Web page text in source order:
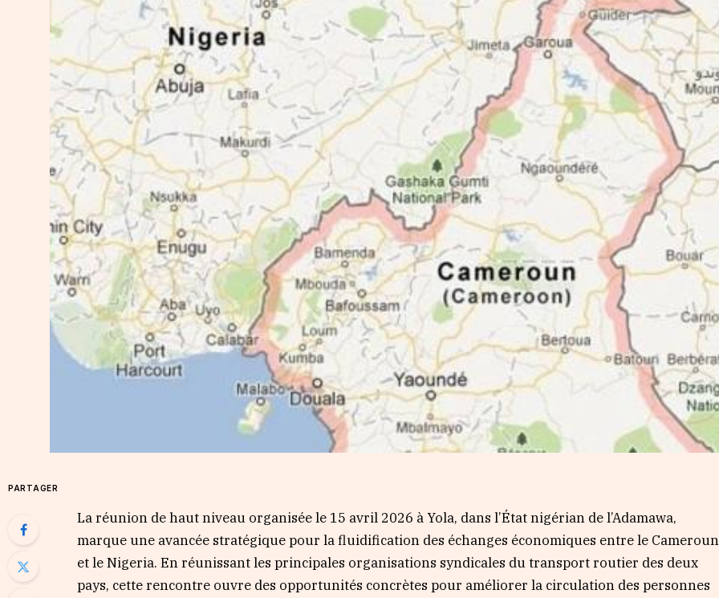
PARTAGER
La réunion de haut niveau organisée le 15 avril 2026 à Yola, dans l’État nigérian de l’Adamawa,
marque une avancée stratégique pour la fluidification des échanges économiques entre le Cameroun
et le Nigeria. En réunissant les principales organisations syndicales du transport routier des deux
pays, cette rencontre ouvre des opportunités concrètes pour améliorer la circulation des personnes